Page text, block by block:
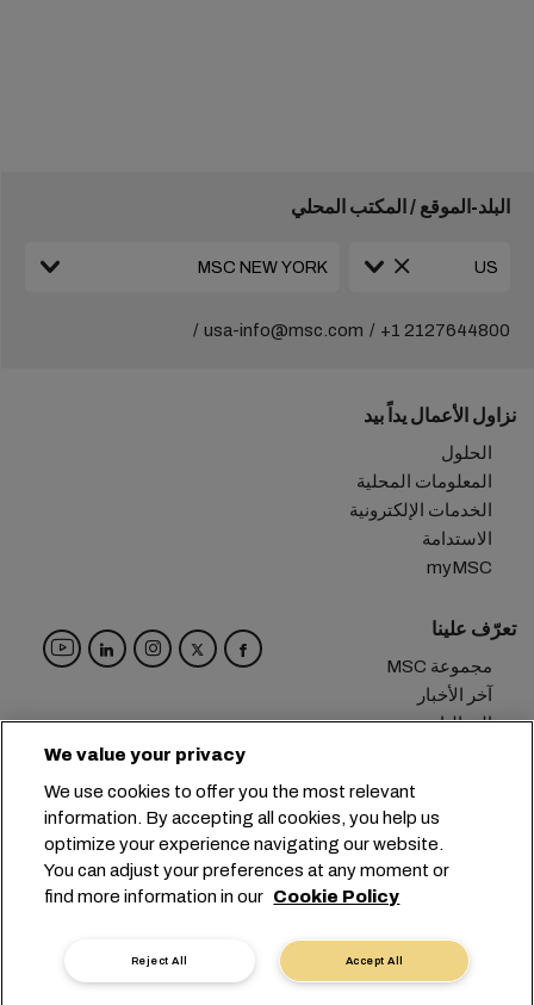
البلد-الموقع / المكتب المحلي
+1 2127644800
usa-info@msc.com
نزاول الأعمال يداً بيد
الحلول
المعلومات المحلية
الخدمات الإلكترونية
الاستدامة
myMSC
تعرّف علينا
مجموعة MSC
آخر الأخبار
الفعاليات
المقر الرئيسي: +41 227038888
info@msc.com
Chemin Rieu 12, 1208 Geneva
Switzerland
إعدادات ملفات تعريف الارتباط
خصوصية البيانات
طلب بيانات شخصية
شروط الاستخدام
We value your privacy
We use cookies to offer you the most relevant
information. By accepting all cookies, you help us
optimize your experience navigating our website.
You can adjust your preferences at any moment or
find more information in our Cookie Policy
Accept All
Reject All